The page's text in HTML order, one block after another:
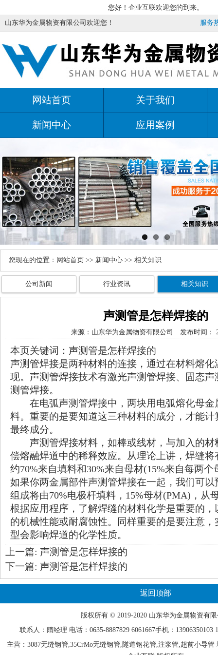
您好！企业互联欢迎您的到来。
山东华为金属物资有限公司欢迎您！ 服务
网站首页 关于我们
新闻中心 应用案例
您现在的位置： 网站首页 >> 新闻中心 >> 相关知识
公司新闻 行业资讯 相关知识
声测管是怎样焊接的
来源： 山东华为金属物资有限公司 发布时间：
本页关键词：声测管是怎样焊接的
声测管焊接是两种材料的连接，通过在材料熔
现。声测管焊接技术有激光声测管焊接、固态
测管焊接。
在电弧声测管焊接中，两块用电弧熔化母金
料。重要的是要知道这三种材料的成分，才能
最终成分。
声测管焊接材料，如棒或线材，与加入的材
偿熔融焊道中的稀释效应。从理论上讲，焊缝
约70%来自填料和30%来自母材(15%来自每两
如果你两金属部件声测管焊接在一起，我们可
组成将由70%电极杆填料，15%母材(PMA)，从
根据应用程序，了解焊缝的材料化学是重要的
的机械性能或耐腐蚀性。同样重要的是要注意
型会影响焊道的化学性质。
上一篇: 声测管是怎样焊接的
下一篇: 声测管是怎样焊接的
返回顶部
版权所有 © 2019-2020 山东华为金属物资有
联系人：隋经理 电话：0635-8887829 6061667手机：13906350103
主营：3087无缝钢管,35CrMo无缝钢管,隧道钢花管,注浆管,超前小导